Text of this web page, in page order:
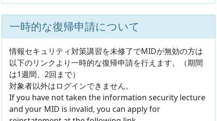
一時的な復帰申請について
情報セキュリティ対策講習を未修了でMIDが無効の方は
以下のリンクより一時的な復帰申請を行えます。（期間
は1週間、2回まで）
対象者以外はログインできません。
If you have not taken the information security lecture
and your MID is invalid, you can apply for